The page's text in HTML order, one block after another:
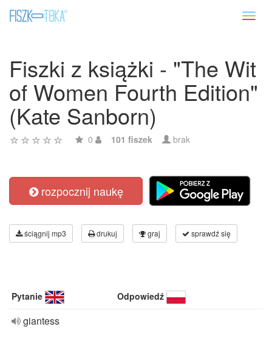
Fiszki z książki - "The Wit
of Women Fourth Edition"
(Kate Sanborn)
0 101 fiszek brak
rozpocznij naukę
ściągnij mp3 drukuj graj sprawdź się
Pytanie Odpowiedź
giantess